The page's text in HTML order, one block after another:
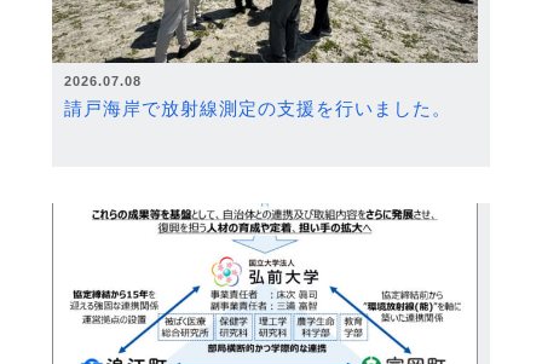
2026.07.08
請戸海岸で放射線測定の支援を行いました。